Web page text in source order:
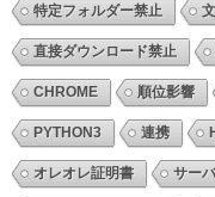
特定フォルダー禁止
直接ダウンロード禁止
CHROME 順位影響
PYTHON3 連携
オレオレ証明書 サー